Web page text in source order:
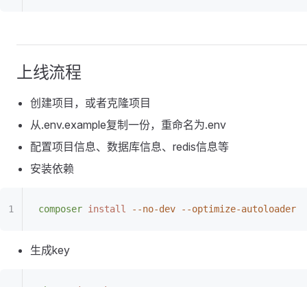
上线流程
创建项目，或者克隆项目
从.env.example复制一份，重命名为.env
配置项目信息、数据库信息、redis信息等
安装依赖
composer install --no-dev --optimize-autoloader
生成key